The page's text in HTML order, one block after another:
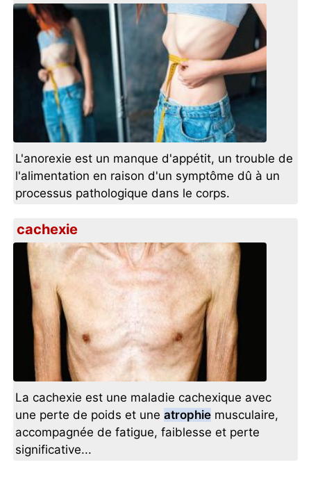
L'anorexie est un manque d'appétit, un trouble de
l'alimentation en raison d'un symptôme dû à un
processus pathologique dans le corps.
cachexie
La cachexie est une maladie cachexique avec
une perte de poids et uneatrophie musculaire,
accompagnée de fatigue, faiblesse et perte
significative...